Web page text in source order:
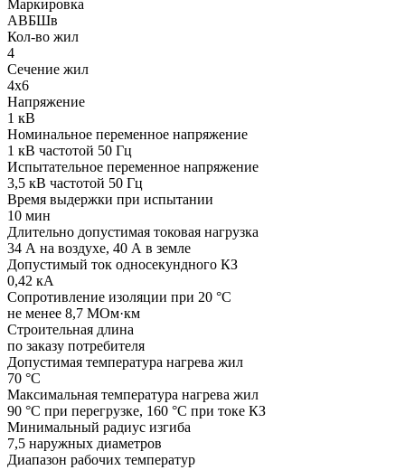
Маркировка
АВБШв
Кол-во жил
4
Сечение жил
4х6
Напряжение
1 кВ
Номинальное переменное напряжение
1 кВ частотой 50 Гц
Испытательное переменное напряжение
3,5 кВ частотой 50 Гц
Время выдержки при испытании
10 мин
Длительно допустимая токовая нагрузка
34 А на воздухе, 40 А в земле
Допустимый ток односекундного КЗ
0,42 кА
Сопротивление изоляции при 20 °C
не менее 8,7 МОм·км
Строительная длина
по заказу потребителя
Допустимая температура нагрева жил
70 °C
Максимальная температура нагрева жил
90 °C при перегрузке, 160 °C при токе КЗ
Минимальный радиус изгиба
7,5 наружных диаметров
Диапазон рабочих температур